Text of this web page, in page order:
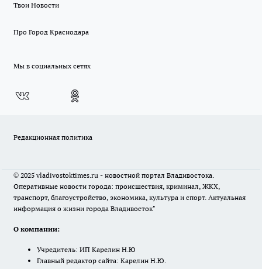
Твои Новости
Про Город Краснодара
Мы в социальных сетях
Редакционная политика
© 2025 vladivostoktimes.ru - новостной портал Владивостока.
Оперативные новости города: происшествия, криминал, ЖКХ,
транспорт, благоустройство, экономика, культура и спорт. Актуальная
информация о жизни города Владивосток"
О компании:
Учредитель: ИП Карелин Н.Ю
Главный редактор сайта: Карелин Н.Ю.